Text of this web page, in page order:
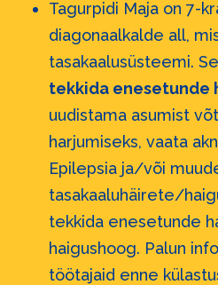
Tagurpidi Maja on 7-
diagonaalkalde all,
tasakaalusüsteemi.
tekkida enesetunde
uudistama asumist
harjumiseks, vaata
Epilepsia ja/või
tasakaaluhäirete/
tekkida enesetunde
haigushoog. Palun
töötajaid enne